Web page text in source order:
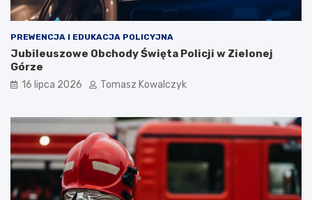
PREWENCJA I EDUKACJA POLICYJNA
Jubileuszowe Obchody Święta Policji w Zielonej
Górze
16 lipca 2026 Tomasz Kowalczyk